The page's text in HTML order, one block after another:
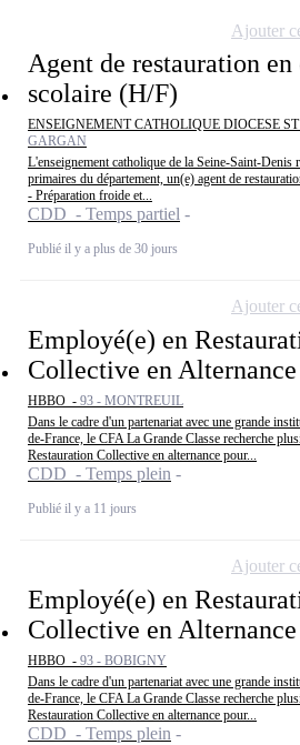
Agent de restauration en
scolaire (H/F)
ENSEIGNEMENT CATHOLIQUE DIOCESE
GARGAN
L'enseignement catholique de la Seine-Saint-Denis
primaires du département, un(e) agent de
- Préparation froide et...
CDD - Temps partiel
Publié il y a plus de 30 jours
Ajouter
Employé(e) en
Collective en
HBBO - 93 - MONTREUIL
Dans le cadre d'un partenariat avec une grande
de-France, le CFA La Grande Classe recherche
Restauration Collective en alternance pour...
CDD - Temps plein
Publié il y a 11 jours
Ajouter
Employé(e) en
Collective en
HBBO - 93 - BOBIGNY
Dans le cadre d'un partenariat avec une grande
de-France, le CFA La Grande Classe recherche
Restauration Collective en alternance pour...
CDD - Temps plein
Ajouter